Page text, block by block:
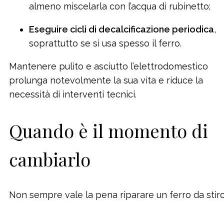
almeno miscelarla con l’acqua di rubinetto;
Eseguire cicli di decalcificazione periodica,
soprattutto se si usa spesso il ferro.
Mantenere pulito e asciutto l’elettrodomestico
prolunga notevolmente la sua vita e riduce la
necessità di interventi tecnici.
Quando è il momento di
cambiarlo
Non sempre vale la pena riparare un ferro da